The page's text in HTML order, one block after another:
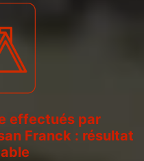
effectués par
Franck : résultat